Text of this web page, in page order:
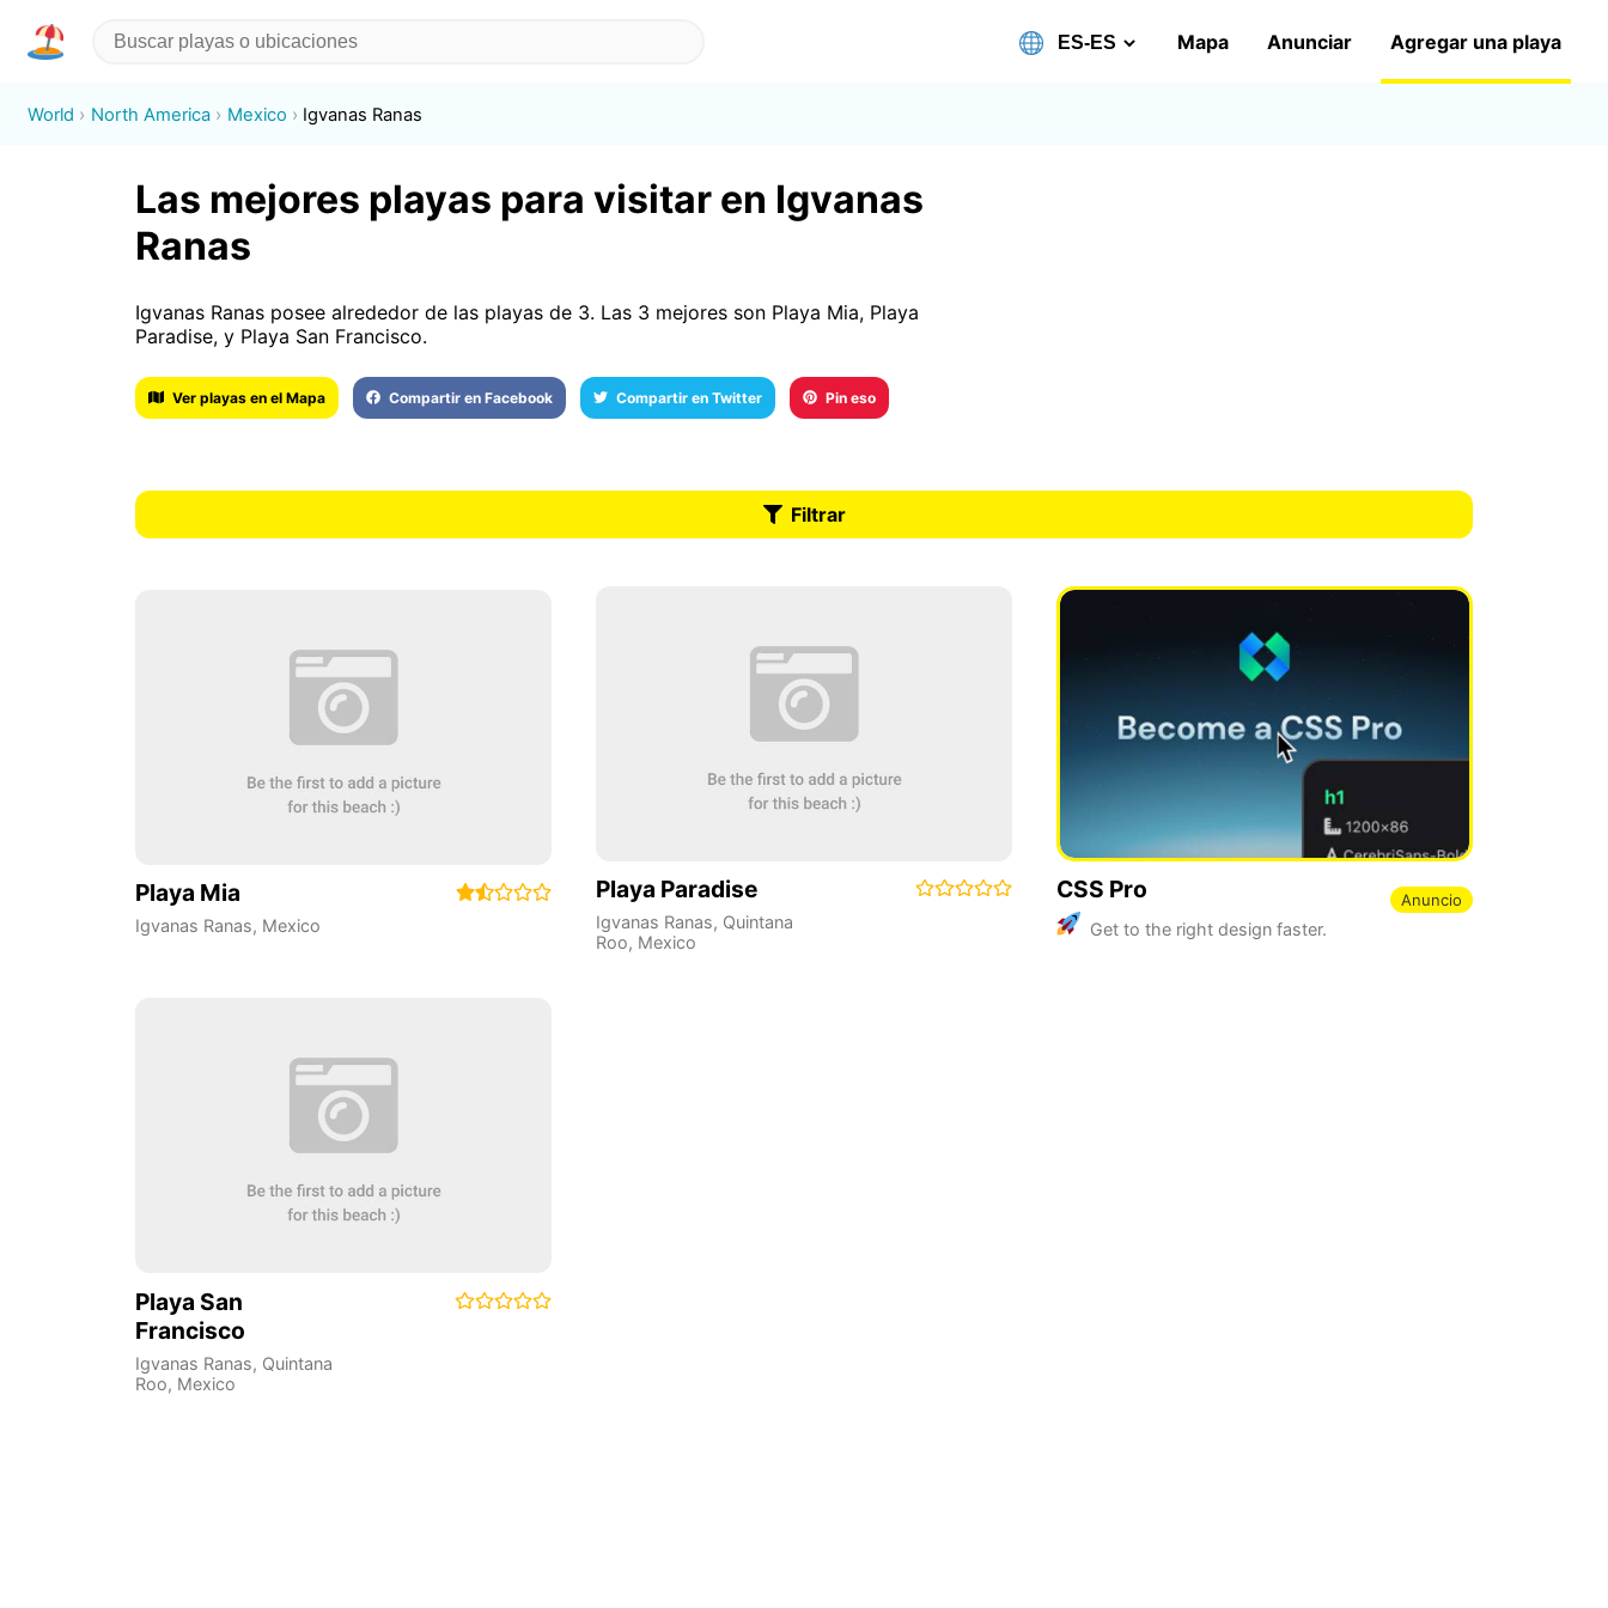
Mapa Anunciar Agregar una playa
World North America Mexico Igvanas Ranas
Las mejores playas para visitar en Igvanas
Ranas
Igvanas Ranas posee alrededor de las playas de 3. Las 3 mejores son Playa Mia, Playa
Paradise, y Playa San Francisco.
Ver playas en el Mapa Compartir en Facebook Compartir en Twitter Pin eso
Filtrar
Playa Mia
Igvanas Ranas, Mexico
Playa Paradise
Igvanas Ranas, Quintana
Roo, Mexico
CSS Pro
Get to the right design faster.
Anuncio
Playa San
Francisco
Igvanas Ranas, Quintana
Roo, Mexico